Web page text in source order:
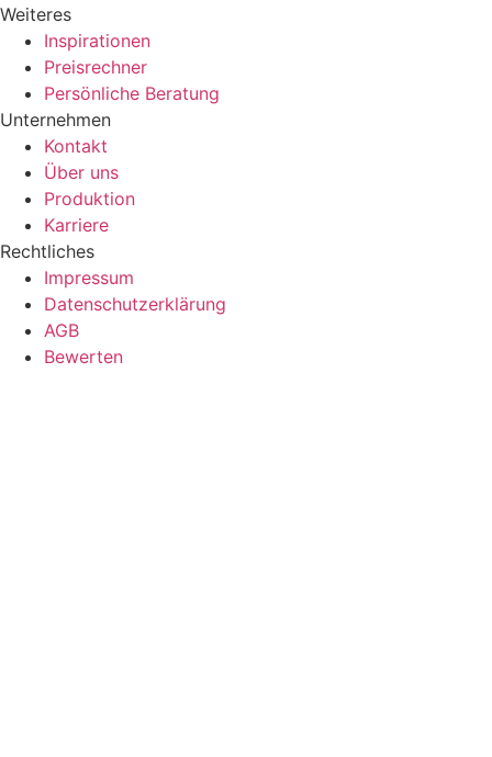
Weiteres
Inspirationen
Preisrechner
Persönliche Beratung
Unternehmen
Kontakt
Über uns
Produktion
Karriere
Rechtliches
Impressum
Datenschutzerklärung
AGB
Bewerten